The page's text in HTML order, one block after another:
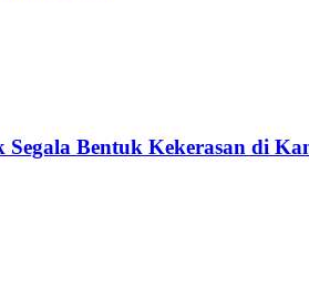
Segala Bentuk Kekerasan di